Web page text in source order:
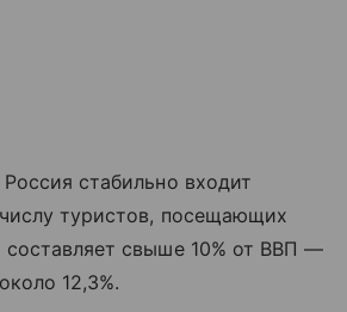
стабильно входит
туристов, посещающих
свыше 10% от ВВП —
12,3%.